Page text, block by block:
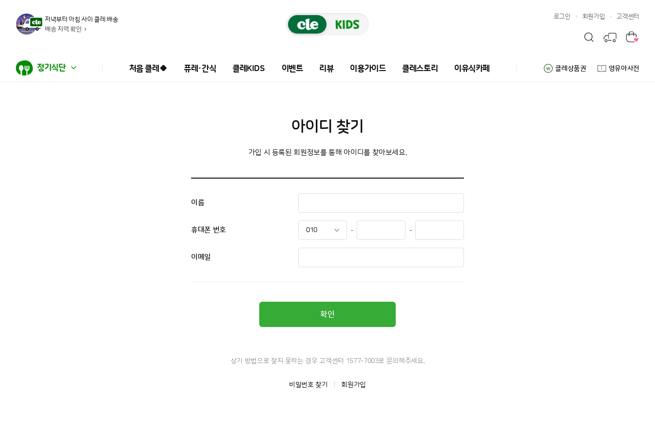
저녁부터 아침 사이 클레 배송
배송 지역 확인
로그인 회원가입 고객센터
정기식단 처음 클레🍀 퓨레·간식 클레KIDS 이벤트 리뷰 이용가이드 클레스토리 이유식카페 클레상품권 영유아사전
아이디 찾기
가입 시 등록된 회원정보를 통해 아이디를 찾아보세요.
이름
휴대폰 번호
이메일
확인
상기 방법으로 찾지 못하는 경우 고객센터 1577-7003로 문의해주세요.
비밀번호 찾기 회원가입